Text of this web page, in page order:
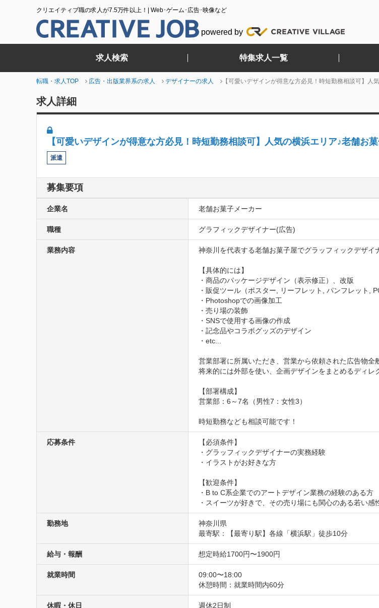
クリエイティブ職の求人が7.5万件以上！| Web･ゲーム･広告･映像など
powered by
求人検索 特集求人一覧
転職・求人TOP 広告・出版業界系の求人 デザイナーの求人 【可愛いデザインが得意な方必見！時短勤務相談可】
求人詳細
【可愛いデザインが得意な方必見！時短勤務相談可】人気の横浜エリア♪老舗お
派遣
募集要項
企業名 老舗お菓子メーカー
職種 グラフィックデザイナー(広告)
業務内容 神奈川を代表する老舗お菓子屋でグラッフィックデザイ
【具体的には】
・商品のパッケージデザイン（表示修正）、改版
・販促ツール（ポスター, リーフレット, パンフレット,
・Photoshopでの画像加工
・売り場の装飾
・SNSで使用する画像の作成
・記念品やコラボグッズのデザイン
・etc...
営業部署に所属いただき、営業から依頼された広告物全
将来的には外部を使い、企画デザインをまとめるディレ
【部署構成】
営業部：6～7名（男性7：女性3）
時短勤務なども相談可能です！
応募条件
【必須条件】
・グラッフィックデザイナーの実務経験
・イラストがお好きな方
【歓迎条件】
・B to C系企業でのアートデザイン業務の経験のある方
・スイーツが好きで、その売り場にも関心のある若い感
勤務地
神奈川県
最寄駅：【最寄り駅】各線「横浜駅」徒歩10分
給与・報酬 想定時給1700円〜1900円
就業時間
09:00〜18:00
休憩時間：就業時間内60分
休暇・休日 週休2日制